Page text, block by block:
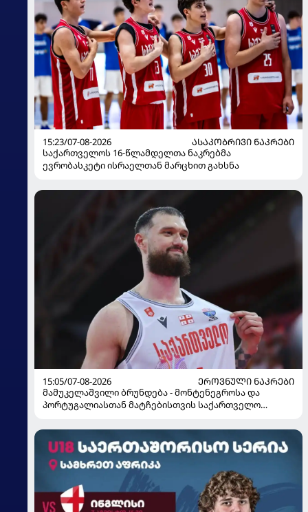
15:23/07-08-2026
ᲐᲡᲐᲙᲝᲑᲠᲘᲕᲘ ᲜᲐᲙᲠᲔᲑᲘ
საქართველოს 16-წლამდელთა ნაკრებმა
ევრობასკეტი ისრაელთან მარცხით გახსნა
15:05/07-08-2026
ᲔᲠᲝᲕᲜᲣᲚᲘ ᲜᲐᲙᲠᲔᲑᲘ
მამუკელაშვილი ბრუნდება - მონტენეგროსა და
პორტუგალიასთან მატჩებისთვის საქართველო